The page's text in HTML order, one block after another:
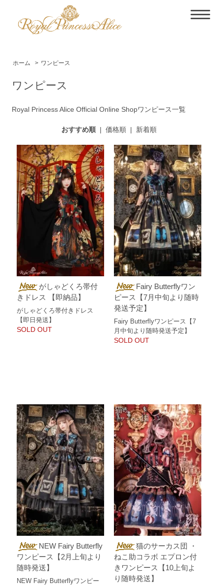
ホーム > ワンピース
ワンピース
Royal Princess Alice Official Online Shopワンピース一覧
おすすめ順| 価格順| 新着順
がしゃどくろ帯付
きドレス 【即納品】
がしゃどくろ帯付きドレス
【即日発送】
SOLD OUT
Fairy Butterflyワン
ピース【7月中旬より随時
発送予定】
Fairy Butterflyワンピース【7
月中旬より随時発送予定】
SOLD OUT
NEW Fairy Butterfly
ワンピース【2月上旬より
随時発送】
NEW Fairy Butterflyワンピー
猫のサーカス団 ・
ねこ助コラボ エプロン付
きワンピース【10上旬よ
り随時発送】